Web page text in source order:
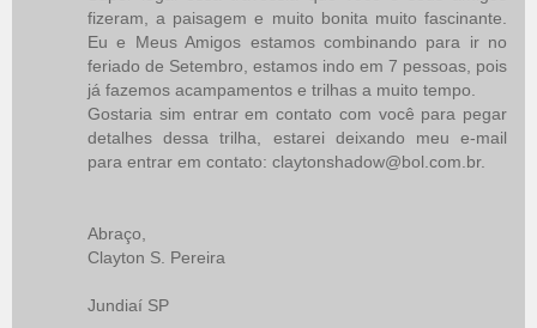
fizeram, a paisagem e muito bonita muito fascinante.
Eu e Meus Amigos estamos combinando para ir no
feriado de Setembro, estamos indo em 7 pessoas, pois
já fazemos acampamentos e trilhas a muito tempo.
Gostaria sim entrar em contato com você para pegar
detalhes dessa trilha, estarei deixando meu e-mail
para entrar em contato: claytonshadow@bol.com.br.
Abraço,
Clayton S. Pereira
Jundiaí SP